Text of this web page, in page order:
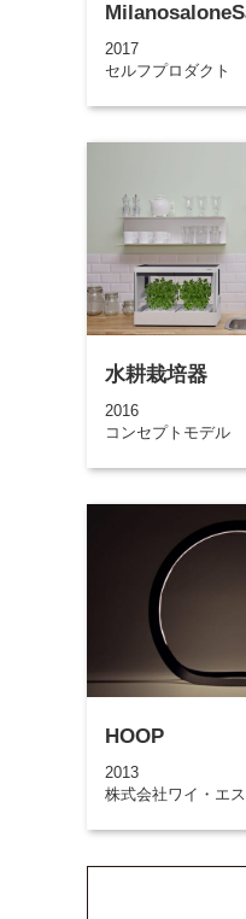
2017
セルフプロダクト
水耕栽培器
2016
コンセプトモデル
HOOP
2013
株式会社ワイ・エ